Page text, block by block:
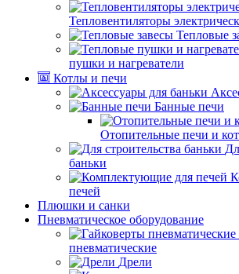
Тепловентиляторы
Тепловые
пушки и нагреватели
Котлы и печи
Банные печи
Отопительные печи и
баньки
печей
Плюшки и санки
Пневматическое оборудование
пневматические
Дрели